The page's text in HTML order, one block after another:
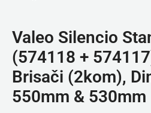
Valeo Silencio
(574118 +
Brisači (2kom),
550mm & 530mm